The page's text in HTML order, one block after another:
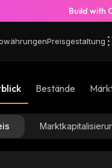
Build with
Preisgestaltung
Bestände